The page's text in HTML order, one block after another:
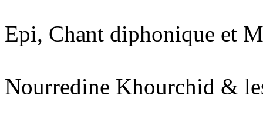
Epi, Chant diphonique et
Nourredine Khourchid &